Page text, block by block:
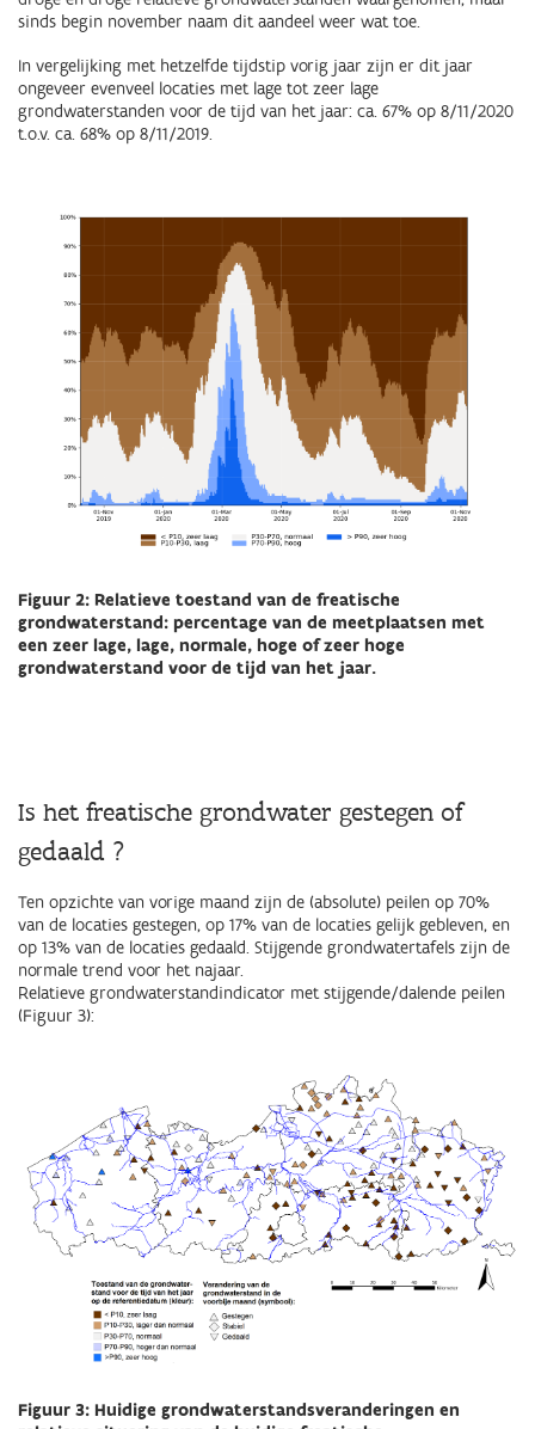
sinds begin november naam dit aandeel weer wat toe.
In vergelijking met hetzelfde tijdstip vorig jaar zijn er dit jaar
ongeveer evenveel locaties met lage tot zeer lage
grondwaterstanden voor de tijd van het jaar: ca. 67% op 8/11/2020
t.o.v. ca. 68% op 8/11/2019.
Figuur 2: Relatieve toestand van de freatische
grondwaterstand: percentage van de meetplaatsen met
een zeer lage, lage, normale, hoge of zeer hoge
grondwaterstand voor de tijd van het jaar.
Is het freatische grondwater gestegen of
gedaald ?
Ten opzichte van vorige maand zijn de (absolute) peilen op 70%
van de locaties gestegen, op 17% van de locaties gelijk gebleven, en
op 13% van de locaties gedaald. Stijgende grondwatertafels zijn de
normale trend voor het najaar.
Relatieve grondwaterstandindicator met stijgende/dalende peilen
(Figuur 3):
Figuur 3: Huidige grondwaterstandsveranderingen en